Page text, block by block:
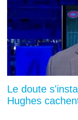
Le doute
Hughes